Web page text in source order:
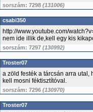
sorszám: 7298 (131006)
csabi350
http://www.youtube.com/
nem ide illik de,kell egy kis
sorszám: 7297 (130992)
Troster07
a zöld festék a tárcsán arra utal,
kell mosni féktisztítóval.
sorszám: 7296 (130970)
Troster07